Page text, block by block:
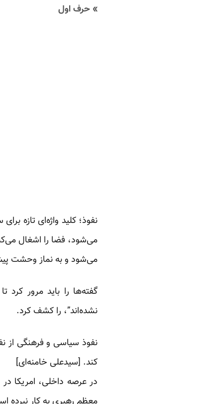
» حرف اول
نفوذ؛ کلید واژه‌ای تازه
می‌شود، فضا را اشغال
می‌شود و به نماز وحشت
گفته‌ها را باید مرور
نشده‌اند”، را کشف کرد.
نفوذ سیاسی و فرهنگی از
کند. [سیدعلی خامنه‌ای]
در عرصه داخلی، امریکا